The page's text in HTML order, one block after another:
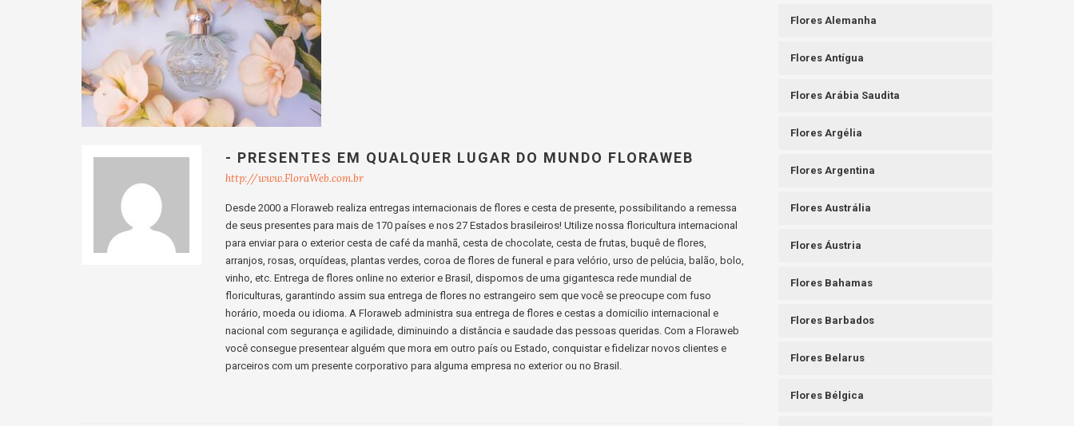
- PRESENTES EM QUALQUER LUGAR DO MUNDO FLORAWEB
http://www.FloraWeb.com.br
Desde 2000 a Floraweb realiza entregas internacionais de flores e cesta de presente, possibilitando a remessa
de seus presentes para mais de 170 países e nos 27 Estados brasileiros! Utilize nossa floricultura internacional
para enviar para o exterior cesta de café da manhã, cesta de chocolate, cesta de frutas, buquê de flores,
arranjos, rosas, orquídeas, plantas verdes, coroa de flores de funeral e para velório, urso de pelúcia, balão, bolo,
vinho, etc. Entrega de flores online no exterior e Brasil, dispomos de uma gigantesca rede mundial de
floriculturas, garantindo assim sua entrega de flores no estrangeiro sem que você se preocupe com fuso
horário, moeda ou idioma. A Floraweb administra sua entrega de flores e cestas a domicilio internacional e
nacional com segurança e agilidade, diminuindo a distância e saudade das pessoas queridas. Com a Floraweb
você consegue presentear alguém que mora em outro país ou Estado, conquistar e fidelizar novos clientes e
parceiros com um presente corporativo para alguma empresa no exterior ou no Brasil.
Flores Alemanha
Flores Antígua
Flores Arábia Saudita
Flores Argélia
Flores Argentina
Flores Austrália
Flores Áustria
Flores Bahamas
Flores Barbados
Flores Belarus
Flores Bélgica